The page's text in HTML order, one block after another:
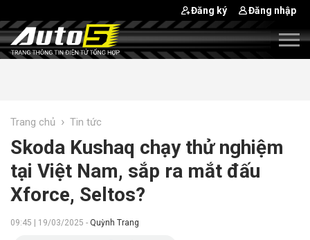
Đăng ký Đăng nhập
Trang chủ › Tin tức
Skoda Kushaq chạy thử nghiệm
tại Việt Nam, sắp ra mắt đấu
Xforce, Seltos?
09:45 | 19/03/2025 - Quỳnh Trang